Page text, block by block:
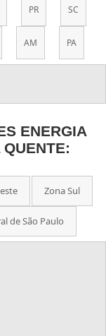
PR SC
AM PA
ENERGIA
Zona Sul
de São Paulo